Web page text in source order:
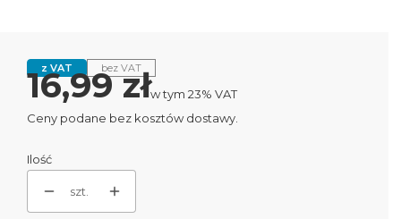
z VAT bez VAT
Cena
16,99 złw tym 23% VAT
w tym 23% VAT
Ceny podane bez kosztów dostawy.
Ilość
szt.